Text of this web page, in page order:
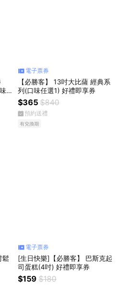
1
電子票券
【必勝客】 13吋大比薩 經典系
列(口味任選1) 好禮即享券
$365 $840
預約送禮
有兌換期
鬆
電子票券
[生日快樂]【必勝客】 巴斯克起
司蛋糕(4吋) 好禮即享券
$159 $180